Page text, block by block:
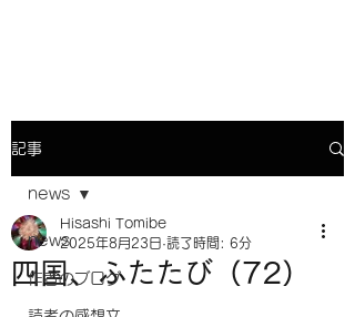
記事
news
作者のブログ
news
四国、ふたたび（72）
Hisashi Tomibe
2025年8月23日 読了時間: 6分